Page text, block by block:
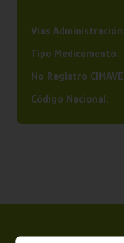
Vías Administración:
Tipo Medicamento:
Nº Registro
Código Nacional: